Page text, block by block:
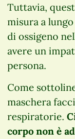
Tuttavia,
misura a
di ossigeno
avere un
persona.
Come
maschera
respiratorie.
corpo non è